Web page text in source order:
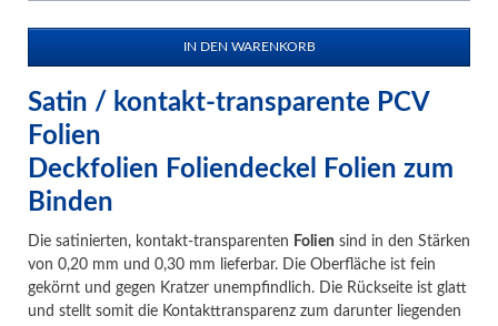
Satin / kontakt-transparente PCV
Folien
Deckfolien Foliendeckel Folien zum
Binden
Die satinierten, kontakt-transparenten Folien sind in den Stärken
von 0,20 mm und 0,30 mm lieferbar. Die Oberfläche ist fein
gekörnt und gegen Kratzer unempfindlich. Die Rückseite ist glatt
und stellt somit die Kontakttransparenz zum darunter liegenden